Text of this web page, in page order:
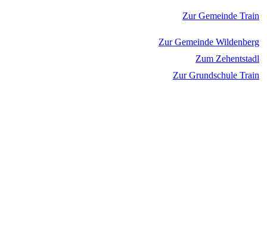
Zur Gemeinde Train
Zur Gemeinde Wildenberg
Zum Zehentstadl
Zur Grundschule Train